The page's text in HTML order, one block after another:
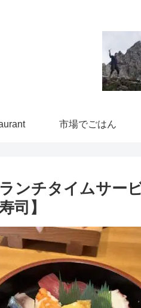
市場でごはん
ンチタイムサー
司】